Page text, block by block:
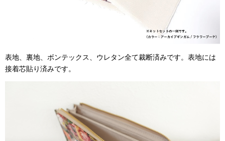
表地、裏地、ボンテックス、ウレタン全て裁断済みです。表地には
接着芯貼り済みです。